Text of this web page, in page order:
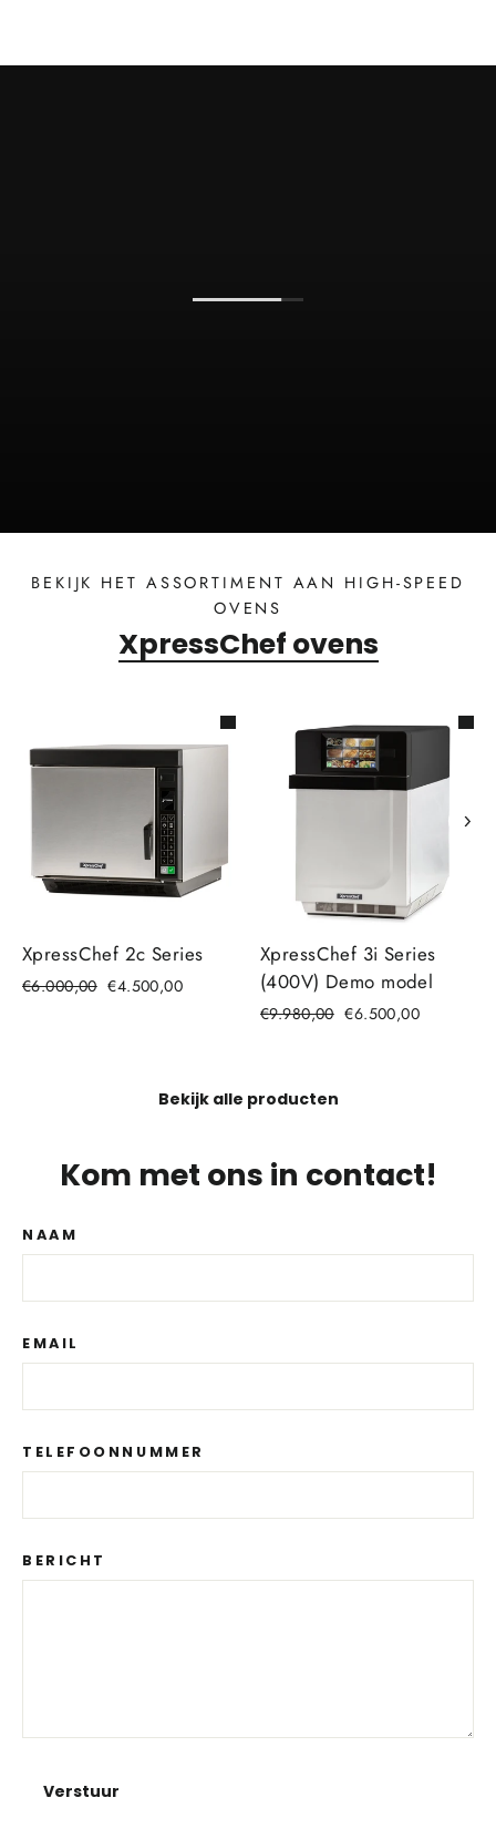
BEKIJK HET ASSORTIMENT AAN HIGH-SPEED
OVENS
XpressChef ovens
XpressChef 2c Series
€6.000,00 €4.500,00
XpressChef 3i Series
(400V) Demo model
€9.980,00 €6.500,00
Bekijk alle producten
Kom met ons in contact!
NAAM
EMAIL
TELEFOONNUMMER
BERICHT
Verstuur